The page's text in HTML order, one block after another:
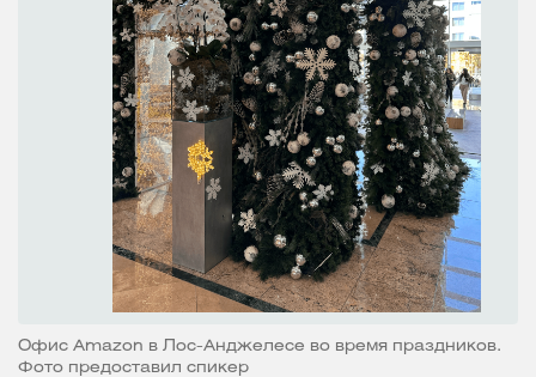
Офис Amazon в Лос-Анджелесе во время праздников.
Фото предоставил спикер